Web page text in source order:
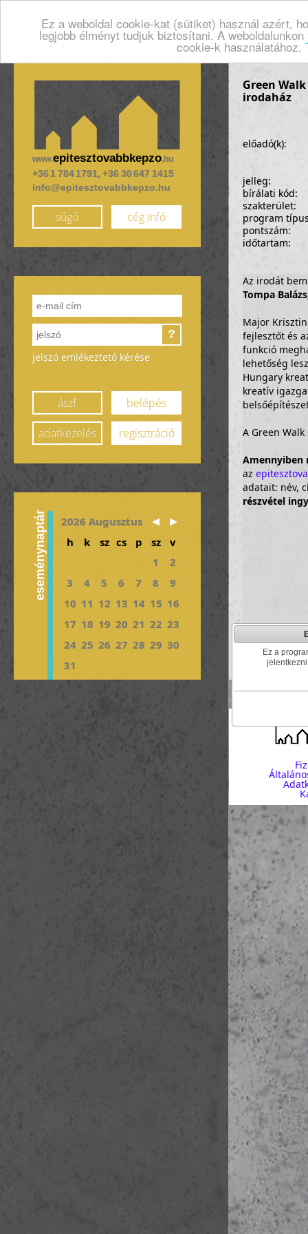
Ez a weboldal cookie-kat (sütiket) használ azért,
legjobb élményt tudjuk biztosítani. A
cookie-k használatához.
www.epitesztovabbkepzo.hu
+36 1 784 1791, +36 30 647 1415
info@epitesztovabbkepzo.hu
súgó cég infó
?
jelszó emlékeztető kérése
ászf
belépés
adatkezelés
regisztráció
eseménynaptár
2026 Augusztus
h
k sz cs p sz
v
1
2
3
4 5 6 7 8
9
10 11 12 13 14 15 16
17 18 19 20 21 22 23
24 25 26 27 28 29 30
31
Green
irodaház
előadó(k):
jelleg:
bírálati kód:
szakterület:
program
pontszám:
időtartam:
Az irodát
Tompa
Major
fejlesztőt és
funkció
lehetőség
Hungary
kreatív
A Green
Amennyiben
az
adatait: név,
részvétel
2016-
REsidence
létszám: 1-4
Ez a